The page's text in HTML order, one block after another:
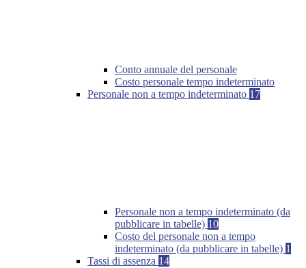
Conto annuale del personale
Costo personale tempo indeterminato
Personale non a tempo indeterminato 17
Personale non a tempo indeterminato (da
pubblicare in tabelle) 10
Costo del personale non a tempo
indeterminato (da pubblicare in tabelle) 1
Tassi di assenza 14